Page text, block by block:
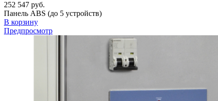
252 547 руб.
Панель ABS (до 5 устройств)
В корзину
Предпросмотр